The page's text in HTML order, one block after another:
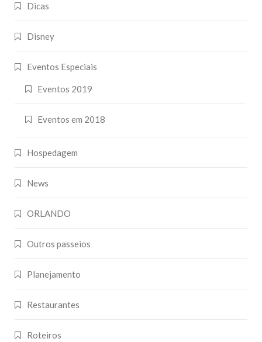
Dicas
Disney
Eventos Especiais
Eventos 2019
Eventos em 2018
Hospedagem
News
ORLANDO
Outros passeios
Planejamento
Restaurantes
Roteiros